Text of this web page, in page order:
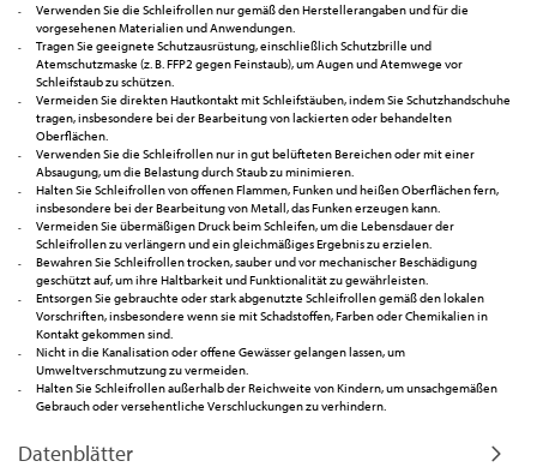
Verwenden Sie die Schleifrollen nur gemäß den Herstellerangaben und für die
vorgesehenen Materialien und Anwendungen.
Tragen Sie geeignete Schutzausrüstung, einschließlich Schutzbrille und
Atemschutzmaske (z. B. FFP2 gegen Feinstaub), um Augen und Atemwege vor
Schleifstaub zu schützen.
Vermeiden Sie direkten Hautkontakt mit Schleifstäuben, indem Sie Schutzhandschuhe
tragen, insbesondere bei der Bearbeitung von lackierten oder behandelten
Oberflächen.
Verwenden Sie die Schleifrollen nur in gut belüfteten Bereichen oder mit einer
Absaugung, um die Belastung durch Staub zu minimieren.
Halten Sie Schleifrollen von offenen Flammen, Funken und heißen Oberflächen fern,
insbesondere bei der Bearbeitung von Metall, das Funken erzeugen kann.
Vermeiden Sie übermäßigen Druck beim Schleifen, um die Lebensdauer der
Schleifrollen zu verlängern und ein gleichmäßiges Ergebnis zu erzielen.
Bewahren Sie Schleifrollen trocken, sauber und vor mechanischer Beschädigung
geschützt auf, um ihre Haltbarkeit und Funktionalität zu gewährleisten.
Entsorgen Sie gebrauchte oder stark abgenutzte Schleifrollen gemäß den lokalen
Vorschriften, insbesondere wenn sie mit Schadstoffen, Farben oder Chemikalien in
Kontakt gekommen sind.
Nicht in die Kanalisation oder offene Gewässer gelangen lassen, um
Umweltverschmutzung zu vermeiden.
Halten Sie Schleifrollen außerhalb der Reichweite von Kindern, um unsachgemäßen
Gebrauch oder versehentliche Verschluckungen zu verhindern.
Datenblätter